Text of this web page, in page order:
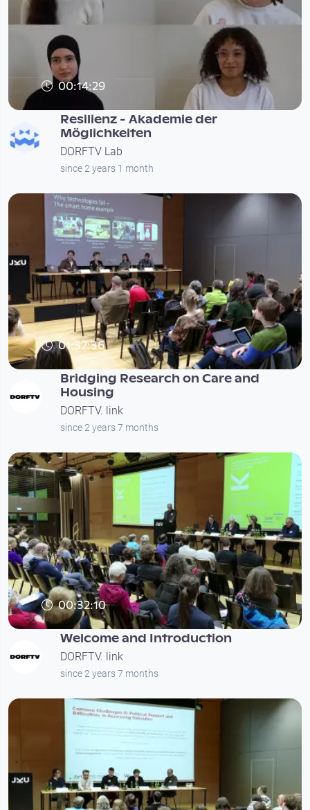
00:14:29
Resilienz - Akademie der
Möglichkeiten
DORFTV Lab
since 2 years 1 month
01:32:36
Bridging Research on Care and
Housing
DORFTV. link
since 2 years 7 months
00:32:10
Welcome and Introduction
DORFTV. link
since 2 years 7 months